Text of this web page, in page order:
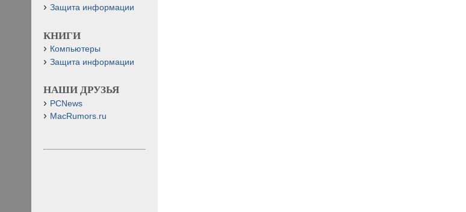
Защита информации
КНИГИ
Компьютеры
Защита информации
НАШИ ДРУЗЬЯ
PCNews
MacRumors.ru